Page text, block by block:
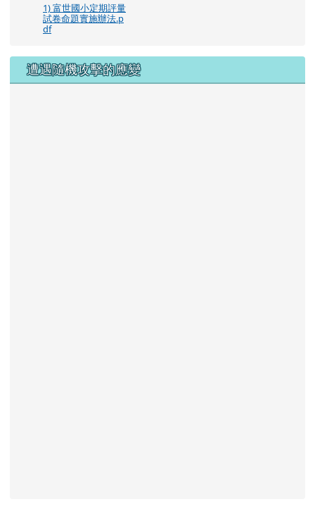
1) 富世國小定期評量
試卷命題實施辦法.p
df
遭遇隨機攻擊的應變